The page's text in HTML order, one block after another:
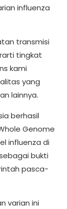
influenza
transmisi
tingkat
kami
yang
lainnya.
berhasil
Genome
influenza di
bukti
pasca-
varian ini